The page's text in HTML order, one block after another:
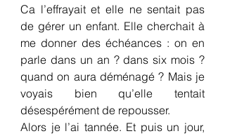
Ca l’effrayait et elle ne sentait pas
de gérer un enfant. Elle cherchait à
me donner des échéances : on en
parle dans un an ? dans six mois ?
quand on aura déménagé ? Mais je
voyais bien qu’elle tentait
désespérément de repousser.
Alors je l’ai tannée. Et puis un jour,